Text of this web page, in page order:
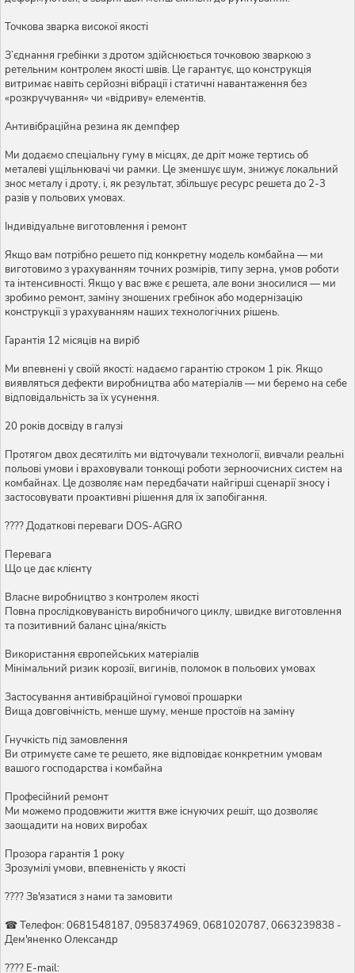
Точкова зварка високої якості
З’єднання гребінки з дротом здійснюється точковою зваркою з
ретельним контролем якості швів. Це гарантує, що конструкція
витримає навіть серйозні вібрації і статичні навантаження без
«розкручування» чи «відриву» елементів.
Антивібраційна резина як демпфер
Ми додаємо спеціальну гуму в місцях, де дріт може тертись об
металеві ущільнювачі чи рамки. Це зменшує шум, знижує локальний
знос металу і дроту, і, як результат, збільшує ресурс решета до 2-3
разів у польових умовах.
Індивідуальне виготовлення і ремонт
Якщо вам потрібно решето під конкретну модель комбайна — ми
виготовимо з урахуванням точних розмірів, типу зерна, умов роботи
та інтенсивності. Якщо у вас вже є решета, але вони зносилися — ми
зробимо ремонт, заміну зношених гребінок або модернізацію
конструкції з урахуванням наших технологічних рішень.
Гарантія 12 місяців на виріб
Ми впевнені у своїй якості: надаємо гарантію строком 1 рік. Якщо
виявляться дефекти виробництва або матеріалів — ми беремо на себе
відповідальність за їх усунення.
20 років досвіду в галузі
Протягом двох десятиліть ми відточували технології, вивчали реальні
польові умови і враховували тонкощі роботи зерноочисних систем на
комбайнах. Це дозволяє нам передбачати найгірші сценарії зносу і
застосовувати проактивні рішення для їх запобігання.
???? Додаткові переваги DOS-AGRO
Перевага
Що це дає клієнту
Власне виробництво з контролем якості
Повна прослідковуваність виробничого циклу, швидке виготовлення
та позитивний баланс ціна/якість
Використання європейських матеріалів
Мінімальний ризик корозії, вигинів, поломок в польових умовах
Застосування антивібраційної гумової прошарки
Вища довговічність, менше шуму, менше простоїв на заміну
Гнучкість під замовлення
Ви отримуєте саме те решето, яке відповідає конкретним умовам
вашого господарства і комбайна
Професійний ремонт
Ми можемо продовжити життя вже існуючих решіт, що дозволяє
заощадити на нових виробах
Прозора гарантія 1 року
Зрозумілі умови, впевненість у якості
???? Зв'язатися з нами та замовити
☎ Телефон: 0681548187, 0958374969, 0681020787, 0663239838 -
Дем'яненко Олександр
???? E-mail: